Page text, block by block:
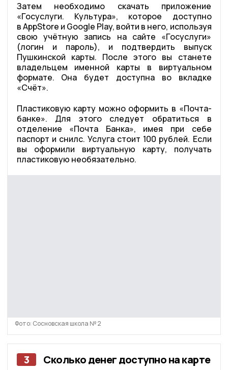
Затем необходимо скачать приложение
«Госуслуги. Культура», которое доступно
в AppStore и Google Play, войти в него, используя
свою учётную запись на сайте «Госуслуги»
(логин и пароль), и подтвердить выпуск
Пушкинской карты. После этого вы станете
владельцем именной карты в виртуальном
формате. Она будет доступна во вкладке
«Счёт».
Пластиковую карту можно оформить в «Почта-
банке». Для этого следует обратиться в
отделение «Почта Банка», имея при себе
паспорт и снилс. Услуга стоит 100 рублей. Если
вы оформили виртуальную карту, получать
пластиковую необязательно.
Фото: Сосновская школа № 2
3 Сколько денег доступно на карте